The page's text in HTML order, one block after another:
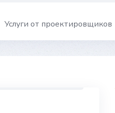
Услуги от проектировщиков